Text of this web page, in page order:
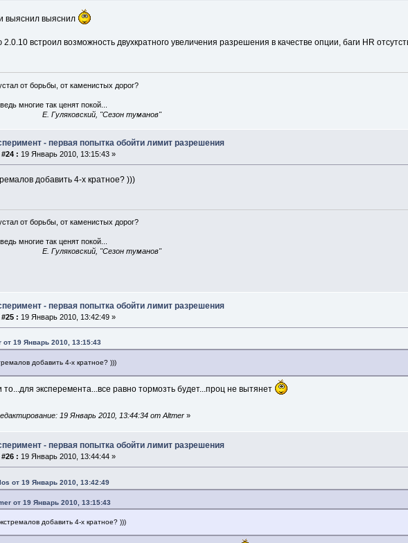
выяснил выяснил
встроил возможность двухкратного увеличения разрешения в качестве опции, баги HR
от борьбы, от каменистых дорог?
многие так ценят покой...
E. Гуляковский, "Сезон туманов"
- первая попытка обойти лимит разрешения
: 19 Январь 2010, 13:15:43 »
добавить 4-х кратное? )))
от борьбы, от каменистых дорог?
многие так ценят покой...
E. Гуляковский, "Сезон туманов"
- первая попытка обойти лимит разрешения
: 19 Январь 2010, 13:42:49 »
от 19 Январь 2010, 13:15:43
добавить 4-х кратное? )))
то...для эксперемента...все равно тормозть будет...проц не вытянет
19 Январь 2010, 13:44:34 от Altmer »
- первая попытка обойти лимит разрешения
: 19 Январь 2010, 13:44:44 »
от 19 Январь 2010, 13:42:49
от 19 Январь 2010, 13:15:43
добавить 4-х кратное? )))